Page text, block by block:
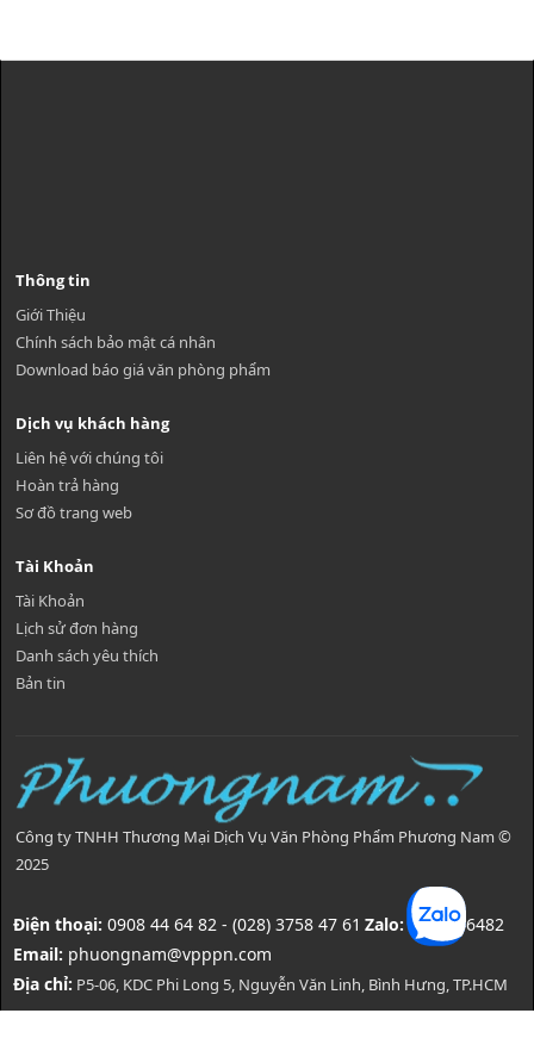
Thông tin
Giới Thiệu
Chính sách bảo mật cá nhân
Download báo giá văn phòng phẩm
Dịch vụ khách hàng
Liên hệ với chúng tôi
Hoàn trả hàng
Sơ đồ trang web
Tài Khoản
Tài Khoản
Lịch sử đơn hàng
Danh sách yêu thích
Bản tin
Công ty TNHH Thương Mại Dịch Vụ Văn Phòng Phẩm Phương Nam ©
2025
Điện thoại: 0908 44 64 82 - (028) 3758 47 61 Zalo:0908446482
Email: phuongnam@vpppn.com
Địa chỉ: P5-06, KDC Phi Long 5, Nguyễn Văn Linh, Bình Hưng, TP.HCM